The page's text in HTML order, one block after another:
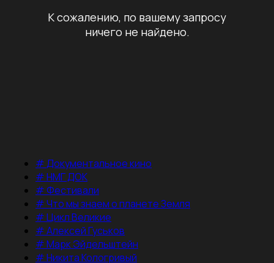
К сожалению, по вашему запросу
ничего не найдено.
#Документальное кино
#НМГ ДОК
#Фестивали
#Что мы знаем о планете Земля
#Цикл Великие
#Алексей Гуськов
#Марк Эйдельштейн
#Никита Кологривый